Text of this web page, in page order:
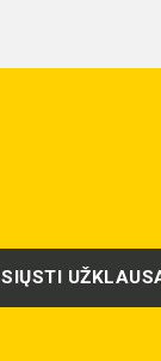
SIŲSTI